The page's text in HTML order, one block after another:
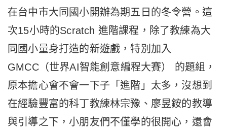
在台中市大同國小開辦為期五日的冬令營。這
次15小時的Scratch 進階課程，除了教練為大
同國小量身打造的新遊戲，特別加入
GMCC（世界AI智能創意編程大賽） 的題組，
原本擔心會不會一下子「進階」太多，沒想到
在經驗豐富的科丁教練林宗豫、廖昱銨的教導
與引導之下，小朋友們不僅學的很開心，還會